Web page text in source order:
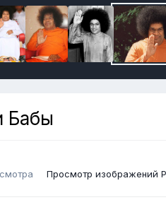
Бабы
Просмотр изображений